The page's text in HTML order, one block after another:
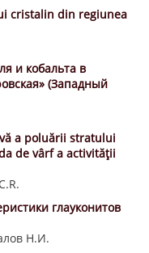
cristalin din regiunea
и кобальта в
(Западный
a poluării stratului
de vârf a activității
глауконитов
Н.И.